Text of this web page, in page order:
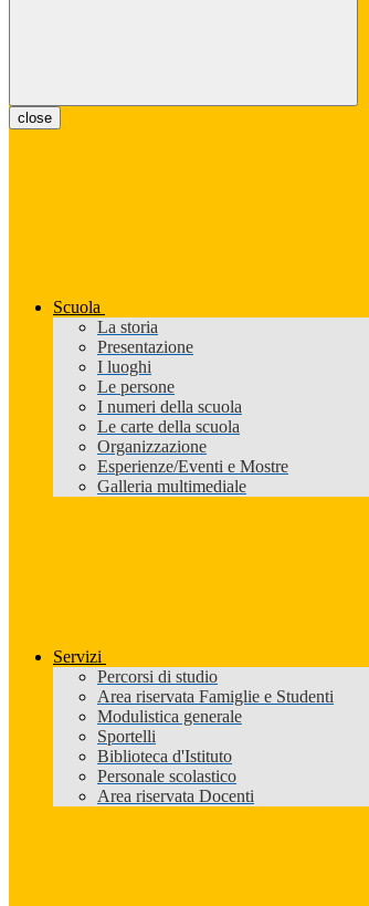
close
Scuola
La storia
Presentazione
I luoghi
Le persone
I numeri della scuola
Le carte della scuola
Organizzazione
Esperienze/Eventi e Mostre
Galleria multimediale
Servizi
Percorsi di studio
Area riservata Famiglie e Studenti
Modulistica generale
Sportelli
Biblioteca d'Istituto
Personale scolastico
Area riservata Docenti